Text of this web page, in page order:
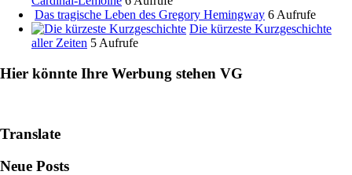
Das tragische Leben des Gregory Hemingway 6 Aufrufe
Die kürzeste Kurzgeschichte
aller Zeiten 5 Aufrufe
Hier könnte Ihre Werbung stehen VG
Translate
Neue Posts